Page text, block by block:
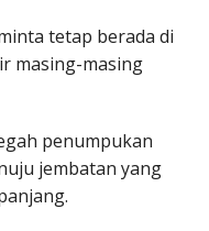
tetap berada di
masing-masing
penumpukan
jembatan yang